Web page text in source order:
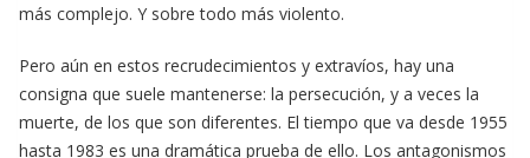
más complejo. Y sobre todo más violento.
Pero aún en estos recrudecimientos y extravíos, hay una
consigna que suele mantenerse: la persecución, y a veces la
muerte, de los que son diferentes. El tiempo que va desde 1955
hasta 1983 es una dramática prueba de ello. Los antagonismos